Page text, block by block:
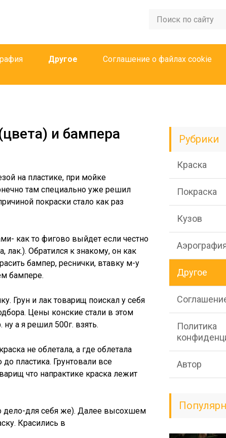
Другое
Соглашение о файлах cookie
и бампера
на пластике, при мойке
там специально уже решил
покраски стало как раз
как то фигово выйдет если честно
лак.). Обратился к знакому, он как
бампер, реснички, втавку м-у
бампере.
Грун и лак товарищ поискал у себя
Цены конские стали в этом
ну а я решил 500г. взять.
не облетала, а где облетала
пластика. Грунтовали все
что напрактике краска лежит
дело-для себя же). Далее высохшем
Красились в
Рубрики
Краска
Покраска
Кузов
Другое
Политика
Автор